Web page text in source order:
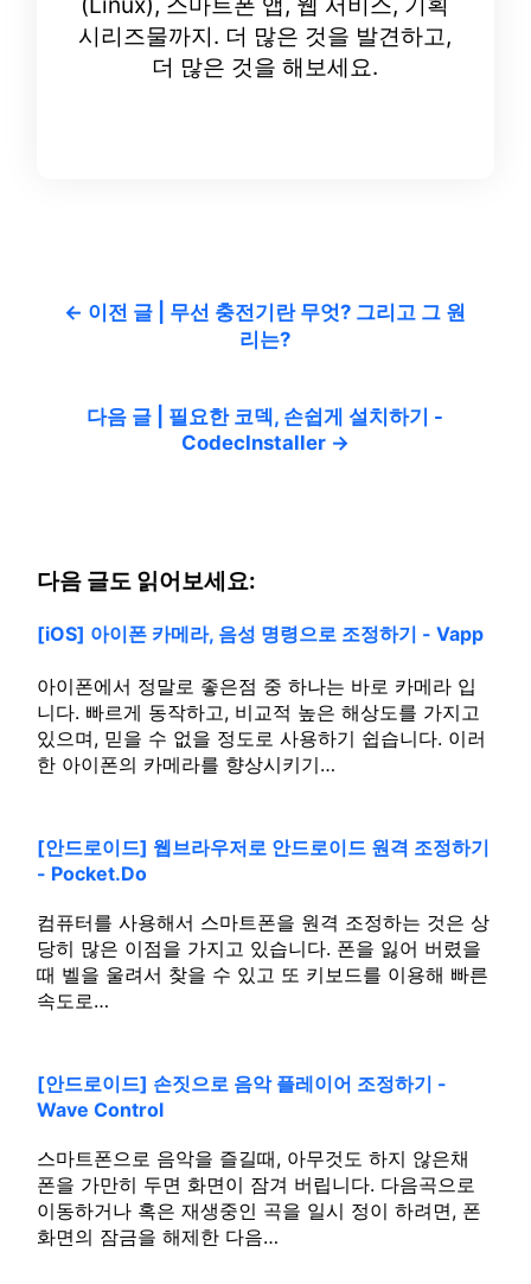
시리즈물까지. 더 많은 것을 발견하고,
더 많은 것을 해보세요.
← 이전 글 | 무선 충전기란 무엇? 그리고 그 원
리는?
다음 글 | 필요한 코덱, 손쉽게 설치하기 -
CodecInstaller →
다음 글도 읽어보세요:
[iOS] 아이폰 카메라, 음성 명령으로 조정하기 - Vapp
아이폰에서 정말로 좋은점 중 하나는 바로 카메라 입
니다. 빠르게 동작하고, 비교적 높은 해상도를 가지고
있으며, 믿을 수 없을 정도로 사용하기 쉽습니다. 이러
한 아이폰의 카메라를 향상시키기…
[안드로이드] 웹브라우저로 안드로이드 원격 조정하기
- Pocket.Do
컴퓨터를 사용해서 스마트폰을 원격 조정하는 것은 상
당히 많은 이점을 가지고 있습니다. 폰을 잃어 버렸을
때 벨을 울려서 찾을 수 있고 또 키보드를 이용해 빠른
속도로…
[안드로이드] 손짓으로 음악 플레이어 조정하기 -
Wave Control
스마트폰으로 음악을 즐길때, 아무것도 하지 않은채
폰을 가만히 두면 화면이 잠겨 버립니다. 다음곡으로
이동하거나 혹은 재생중인 곡을 일시 정이 하려면, 폰
화면의 잠금을 해제한 다음…